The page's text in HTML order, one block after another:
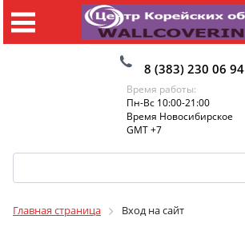
8 (383) 230 06 94
Время работы:
Пн-Вс 10:00-21:00
Время Новосибирское
GMT +7
Главная страница Вход на сайт